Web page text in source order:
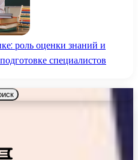
роль оценки знаний и
специалистов